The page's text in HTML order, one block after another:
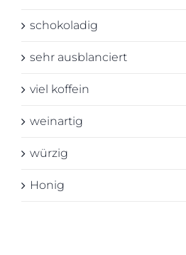
schokoladig
sehr ausblanciert
viel koffein
weinartig
würzig
Honig